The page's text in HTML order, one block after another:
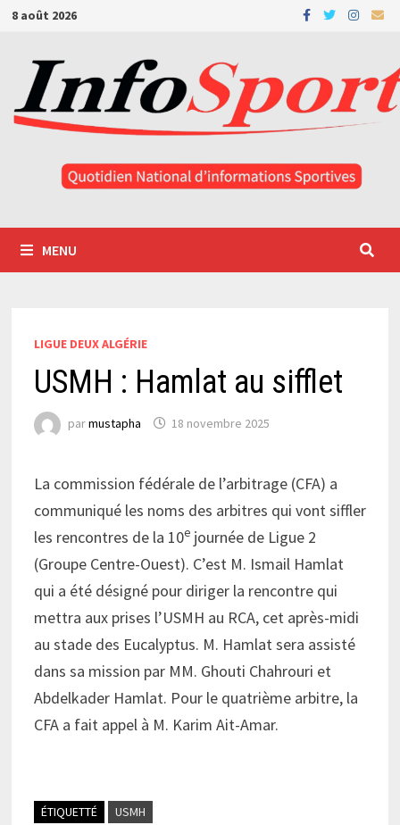
Passer
contenu
8 août 2026
MENU
LIGUE DEUX ALGÉRIE
USMH : Hamlat au sifflet
parmustapha 18 novembre 2025
La commission fédérale de l’arbitrage (CFA) a
communiqué les noms des arbitres qui vont siffler
les rencontres de la 10e journée de Ligue 2
(Groupe Centre-Ouest). C’est M. Ismail Hamlat
qui a été désigné pour diriger la rencontre qui
mettra aux prises l’USMH au RCA, cet après-midi
au stade des Eucalyptus. M. Hamlat sera assisté
dans sa mission par MM. Ghouti Chahrouri et
Abdelkader Hamlat. Pour le quatrième arbitre, la
CFA a fait appel à M. Karim Ait-Amar.
ÉTIQUETTÉ USMH